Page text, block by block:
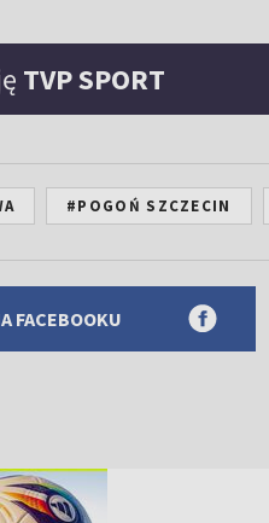
TVP SPORT
#POGOŃ SZCZECIN
FACEBOOKU